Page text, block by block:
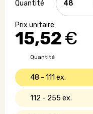
15,52€
de
Sachet
friture
au
Quantité
48 - 111
112 - 255